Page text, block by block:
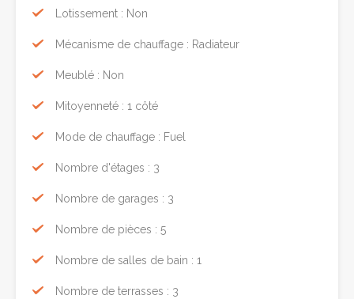
Lotissement : Non
Mécanisme de chauffage : Radiateur
Meublé : Non
Mitoyenneté : 1 côté
Mode de chauffage : Fuel
Nombre d'étages : 3
Nombre de garages : 3
Nombre de pièces : 5
Nombre de salles de bain : 1
Nombre de terrasses : 3